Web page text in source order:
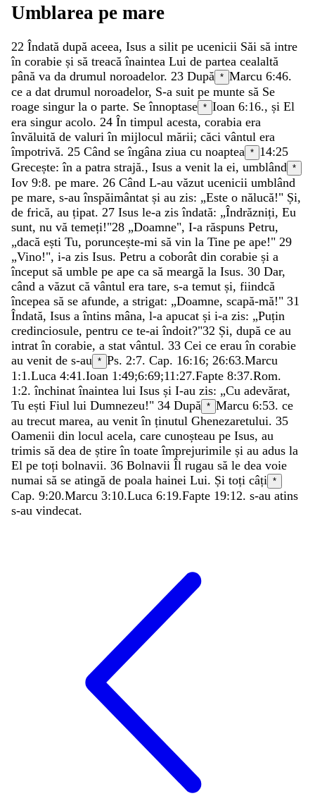
Umblarea pe mare
22 Îndată după aceea, Isus a silit pe ucenicii Săi să intre
în corabie și să treacăînaintea Lui de partea cealaltă
până va da drumul noroadelor. 23 După * Marcu 6:46.
ce a dat drumul noroadelor, S-a suit pe munte să Se
roage singur la o parte. Seînnoptase * Ioan 6:16., și El
era singur acolo. 24 În timpul acesta, corabia era
învăluită de valuriîn mijlocul mării; căci vântul era
împotrivă. 25 Când seîngâna ziua cu noaptea * 14:25
Grecește:în a patra strajă., Isus a venit la ei, umblând *
Iov 9:8. pe mare. 26 Când L-au văzut ucenicii umblând
pe mare, s-auînspăimântat și au zis: „Este o nălucă!" Și,
de frică, au țipat. 27 Isus le-a zisîndată: „Îndrăzniți, Eu
sunt, nu vă temeți!"28 „Doamne", I-a răspuns Petru,
„dacă ești Tu, poruncește-mi să vin la Tine pe ape!" 29
„Vino!", i-a zis Isus. Petru a coborât din corabie și a
început să umble pe ape ca să meargă la Isus. 30 Dar,
când a văzut că vântul era tare, s-a temut și, fiindcă
începea să se afunde, a strigat: „Doamne, scapă-mă!" 31
Îndată, Isus aîntins mâna, l-a apucat și i-a zis: „Puțin
credinciosule, pentru ce te-aiîndoit?"32 Și, după ce au
intratîn corabie, a stat vântul. 33 Cei ce erauîn corabie
au venit de s-au * Ps. 2:7. Cap. 16:16; 26:63.Marcu
1:1.Luca 4:41.Ioan 1:49;6:69;11:27.Fapte 8:37.Rom.
1:2. închinatînaintea lui Isus și I-au zis: „Cu adevărat,
Tu ești Fiul lui Dumnezeu!" 34 După * Marcu 6:53. ce
au trecut marea, au venitîn ținutul Ghenezaretului. 35
Oamenii din locul acela, care cunoșteau pe Isus, au
trimis să dea de știreîn toateîmprejurimile și au adus la
El pe toți bolnavii. 36 Bolnavii Îl rugau să le dea voie
numai să se atingă de poala hainei Lui. Și toți câți *
Cap. 9:20.Marcu 3:10.Luca 6:19.Fapte 19:12. s-au atins
s-au vindecat.